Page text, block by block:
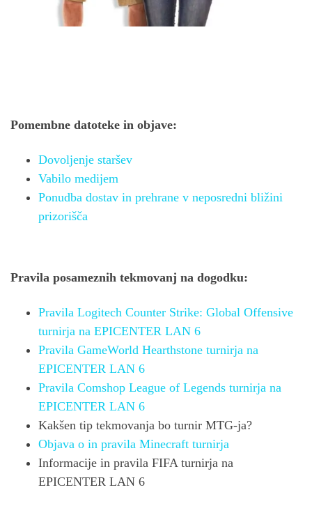
Pomembne datoteke in objave:
Dovoljenje staršev
Vabilo medijem
Ponudba dostav in prehrane v neposredni bližini
prizorišča
Pravila posameznih tekmovanj na dogodku:
Pravila Logitech Counter Strike: Global Offensive
turnirja na EPICENTER LAN 6
Pravila GameWorld Hearthstone turnirja na
EPICENTER LAN 6
Pravila Comshop League of Legends turnirja na
EPICENTER LAN 6
Kakšen tip tekmovanja bo turnir MTG-ja?
Objava o in pravila Minecraft turnirja
Informacije in pravila FIFA turnirja na
EPICENTER LAN 6